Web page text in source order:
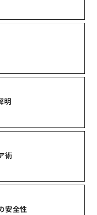
明
術
安全性